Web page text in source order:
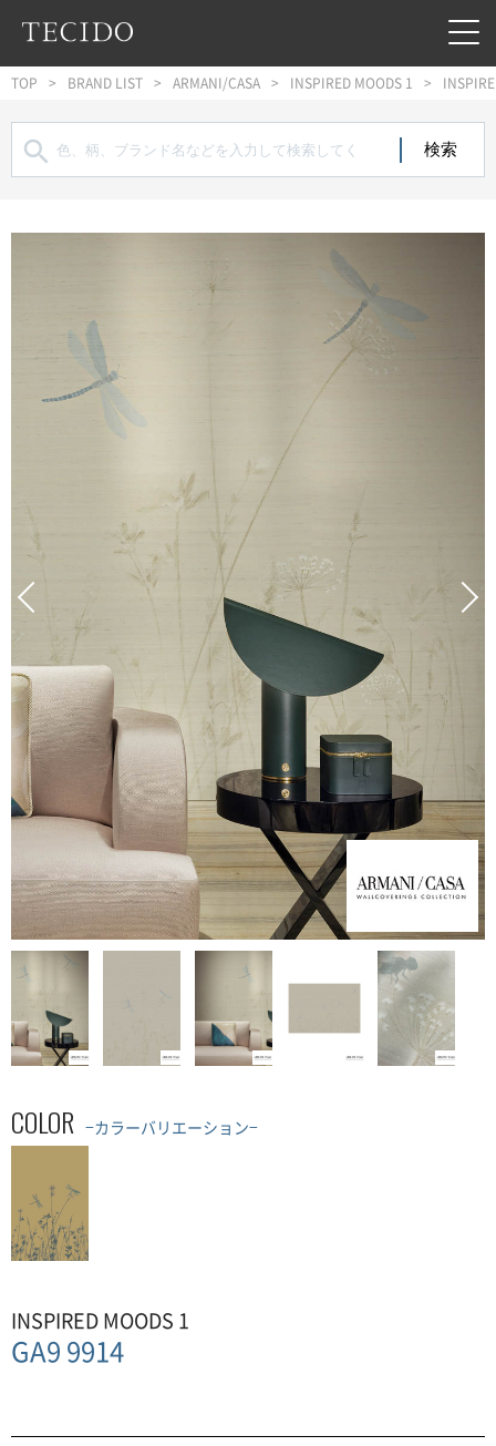
フッターへジャンプ
TOP BRAND LIST ARMANI/CASA INSPIRED MOODS 1

COLOR −カラーバリエーション−
INSPIRED MOODS 1
GA9 9914